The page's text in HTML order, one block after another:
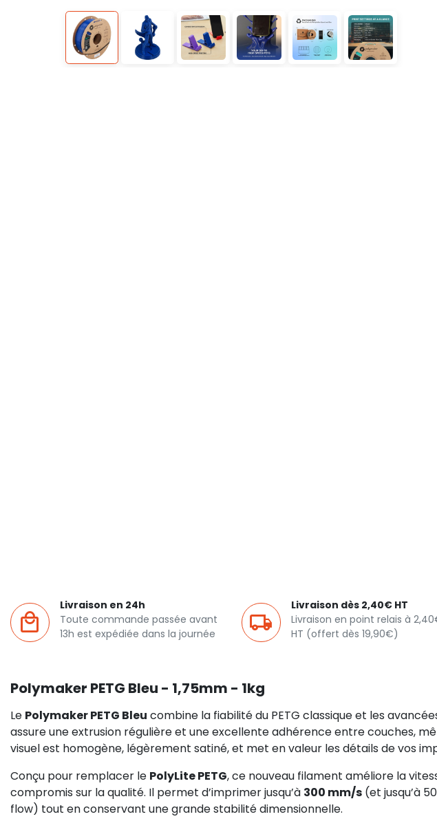
Livraison en 24h
Toute commande passée avant
13h est expédiée dans la journée
Livraison dès 2,40€ HT
Livraison en point relais à
HT (offert dès 19,90€)
Polymaker PETG Bleu - 1,75mm - 1kg
Le Polymaker PETG Bleu combine la fiabilité du PETG classique et les
assure une extrusion régulière et une excellente adhérence entre couches,
visuel est homogène, légèrement satiné, et met en valeur les détails de vos
Conçu pour remplacer le PolyLite PETG, ce nouveau filament améliore la
compromis sur la qualité. Il permet d’imprimer jusqu’à 300 mm/s (et jusqu’à
flow) tout en conservant une grande stabilité dimensionnelle.